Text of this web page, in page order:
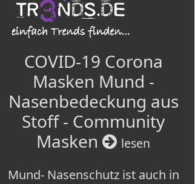
COVID-19 Corona
Masken Mund -
Nasenbedeckung aus
Stoff - Community
Masken
lesen
Mund- Nasenschutz ist auch in